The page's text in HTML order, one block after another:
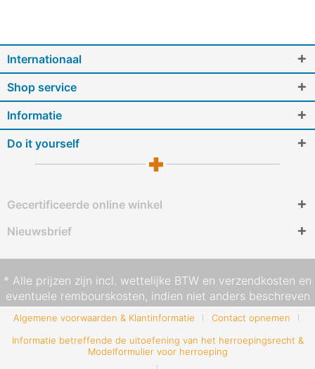
Internationaal
Shop service
Informatie
Do it yourself
Gecertificeerde online winkel
Nieuwsbrief
* Alle prijzen zijn incl. wettelijke BTW en verzendkosten en
eventuele rembourskosten, indien niet anders beschreven
Algemene voorwaarden & Klantinformatie
Contact opnemen
Informatie betreffende de uitoefening van het herroepingsrecht &
Modelformulier voor herroeping